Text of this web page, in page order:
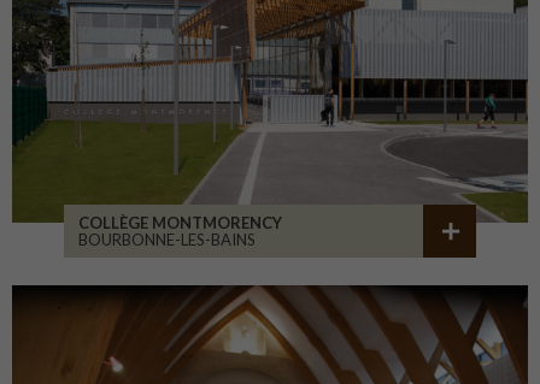
COLLÈGE MONTMORENCY
BOURBONNE-LES-BAINS